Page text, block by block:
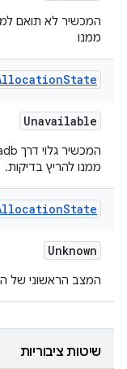
ממנו
State
Unavailable
ממנו להריץ בדיקות.
State
Unknown
המצב הראשוני של
שיטות ציבוריות